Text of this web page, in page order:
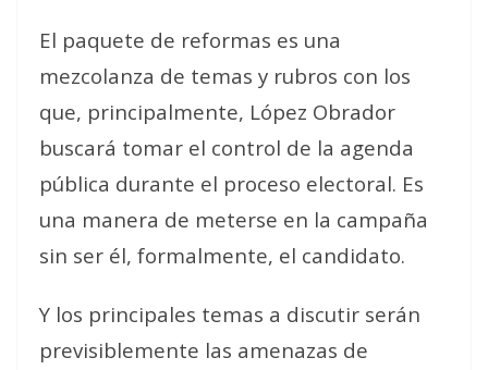
El paquete de reformas es una
mezcolanza de temas y rubros con los
que, principalmente, López Obrador
buscará tomar el control de la agenda
pública durante el proceso electoral. Es
una manera de meterse en la campaña
sin ser él, formalmente, el candidato.
Y los principales temas a discutir serán
previsiblemente las amenazas de